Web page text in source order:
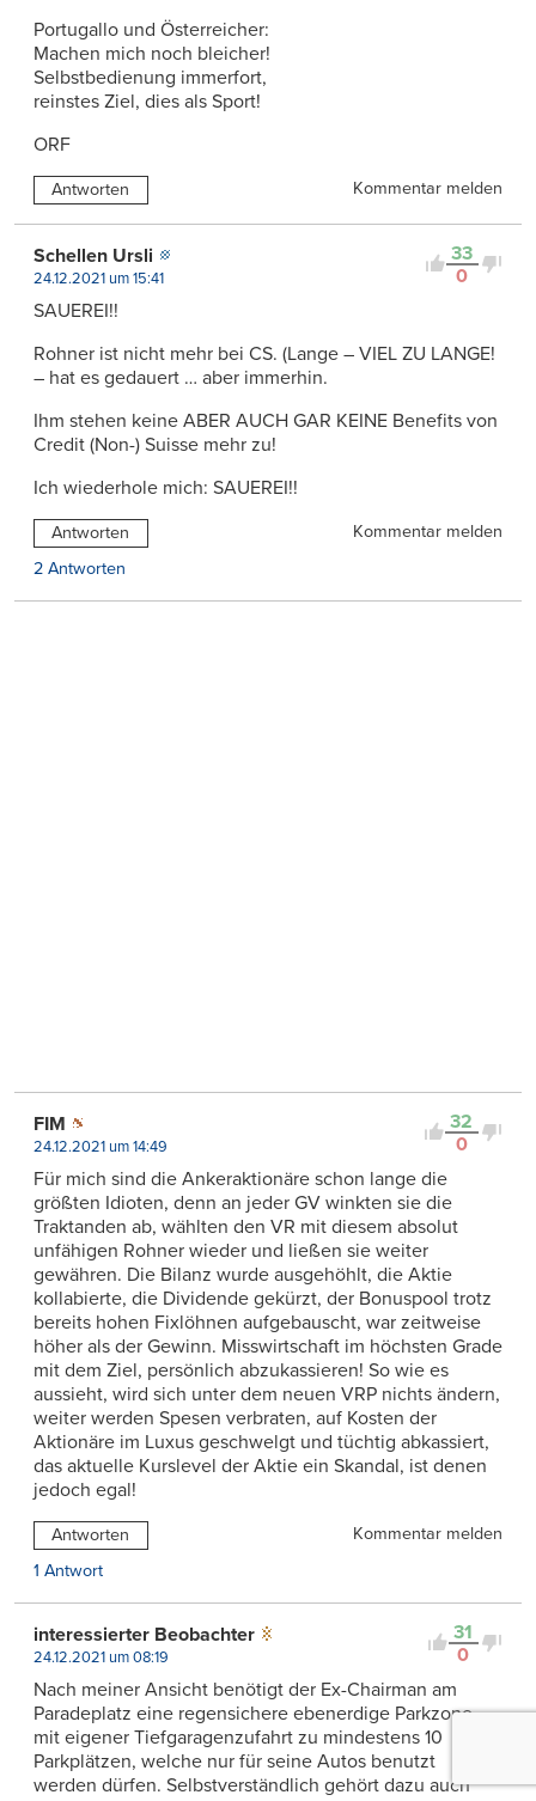
Portugallo und Österreicher:
Machen mich noch bleicher!
Selbstbedienung immerfort,
reinstes Ziel, dies als Sport!
ORF
Antworten Kommentar melden
33
0
Schellen Ursli
24.12.2021 um 15:41
SAUEREI!!
Rohner ist nicht mehr bei CS. (Lange – VIEL ZU LANGE!
– hat es gedauert … aber immerhin.
Ihm stehen keine ABER AUCH GAR KEINE Benefits von
Credit (Non-) Suisse mehr zu!
Ich wiederhole mich: SAUEREI!!
Antworten
Kommentar melden
2 Antworten
32
0
FIM
24.12.2021 um 14:49
Für mich sind die Ankeraktionäre schon lange die
größten Idioten, denn an jeder GV winkten sie die
Traktanden ab, wählten den VR mit diesem absolut
unfähigen Rohner wieder und ließen sie weiter
gewähren. Die Bilanz wurde ausgehöhlt, die Aktie
kollabierte, die Dividende gekürzt, der Bonuspool trotz
bereits hohen Fixlöhnen aufgebauscht, war zeitweise
höher als der Gewinn. Misswirtschaft im höchsten Grade
mit dem Ziel, persönlich abzukassieren! So wie es
aussieht, wird sich unter dem neuen VRP nichts ändern,
weiter werden Spesen verbraten, auf Kosten der
Aktionäre im Luxus geschwelgt und tüchtig abkassiert,
das aktuelle Kurslevel der Aktie ein Skandal, ist denen
jedoch egal!
Antworten
Kommentar melden
1 Antwort
31
0
interessierter Beobachter
24.12.2021 um 08:19
Nach meiner Ansicht benötigt der Ex-Chairman am
Paradeplatz eine regensichere ebenerdige Parkzone
mit eigener Tiefgaragenzufahrt zu mindestens 10
Parkplätzen, welche nur für seine Autos benutzt
werden dürfen. Selbstverständlich gehört dazu auch